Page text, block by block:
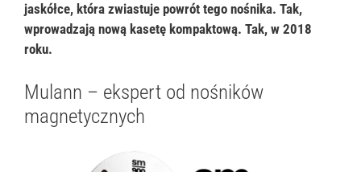
jaskółce, która zwiastuje powrót tego nośnika. Tak,
wprowadzają nową kasetę kompaktową. Tak, w 2018
roku.
Mulann – ekspert od nośników
magnetycznych